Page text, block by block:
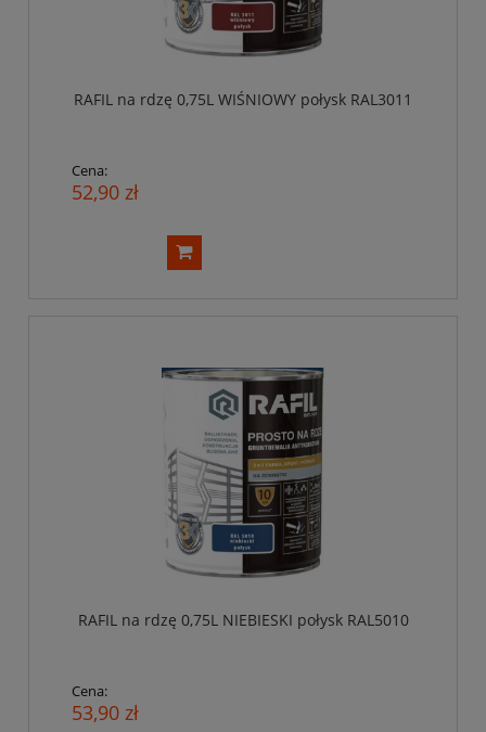
RAFIL na rdzę 0,75L WIŚNIOWY połysk RAL3011
Cena:
52,90 zł
RAFIL na rdzę 0,75L NIEBIESKI połysk RAL5010
Cena:
53,90 zł